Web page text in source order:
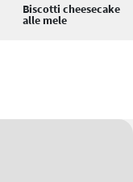
Biscotti cheesecake
alle mele